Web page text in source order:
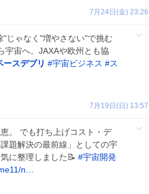
7月24日(金) 23:26
じゃなく"増やさない"で挑む
宙へ。JAXAや欧州とも協
ースデブリ #宇宙ビジネス #ス
7月19日(日) 13:57
。 でも打ち上げコスト・デ
題解決の最前線」としての宇
に整理しました📝 #宇宙開発
n…